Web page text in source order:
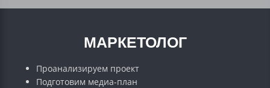
МАРКЕТОЛОГ
Проанализируем проект
Подготовим медиа-план